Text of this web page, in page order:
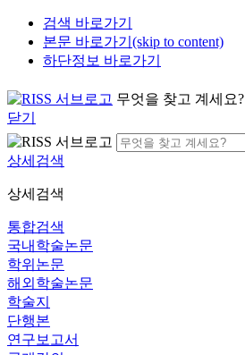
검색 바로가기
본문 바로가기(skip to content)
하단정보 바로가기
무엇을 찾고 계세요?
닫기
상세검색
상세검색
통합검색
국내학술논문
학위논문
해외학술논문
학술지
단행본
연구보고서